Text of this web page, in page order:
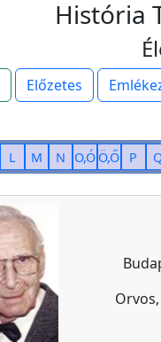
História
Előzetes
L M N O,Ó Ö,Ő P